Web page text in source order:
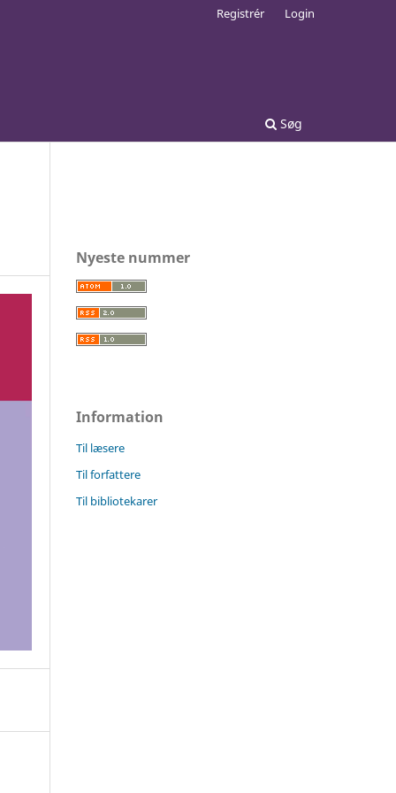
Søg
Registrér Login
Nyeste nummer
Information
Til læsere
Til forfattere
Til bibliotekarer